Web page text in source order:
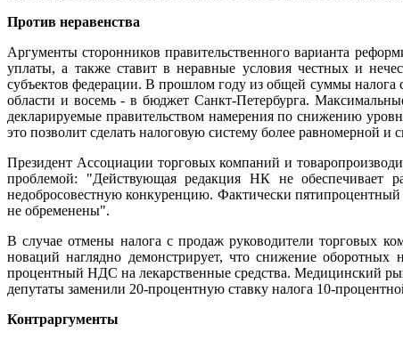
Против неравенства
Аргументы сторонников правительственного варианта
уплаты, а также ставит в неравные условия честных и
субъектов федерации. В прошлом году из общей суммы
области и восемь - в бюджет Санкт-Петербурга.
декларируемые правительством намерения по снижению
это позволит сделать налоговую систему более равномерной
Президент Ассоциации торговых компаний и
проблемой: "Действующая редакция НК не обеспечивает
недобросовестную конкуренцию. Фактически
не обременены".
В случае отмены налога с продаж руководители торговых
новаций наглядно демонстрирует, что снижение
процентный НДС на лекарственные средства. Медицинский
депутаты заменили 20-процентную ставку налога 10-
Контраргументы